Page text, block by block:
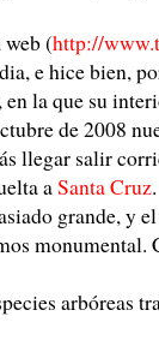
web (http://
e hice bien,
la que su
de 2008
llegar salir
aSanta Cruz.
grande, y
arbóreas